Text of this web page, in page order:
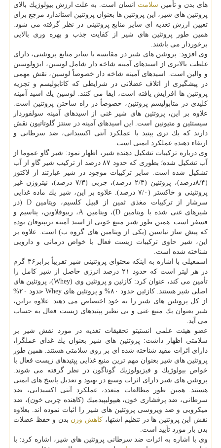
های بدن و تأمین سلامت انسان است. به علت ارزش بیولوژیك بالای
پروتئین های شیر، این پروتئین ها بعنوان پروتئین استاندارد مرجع برای
تعیین ارزش تغذیه ای سایر منابع پروتئینی در نظر گرفته می شود.
همین طور پروتئین های شیر از كفایت جذب و بهره وری بالایی
برخوردار می باشند.
وی افزود: پروتئین های شیر در مقایسه با سایر منابع پروتئینی، دارای
غلظت بالاتری از اسیدهای آمینه شاخه دار شامل لوسین، ایزولوسین
و والین است. اسیدهای آمینه شاخه دار خصوصاً لوسین، نقش مهمی
در پیشگیری از اتلاف عضلانی در شرایطی كه كاتابولیسم و تجزیه
پروتئین ها افزایش یافته است، ایفا می كنند. لوسین یك اسید آمینه
كلیدی در متابولیسم پروتئین، خصوصاً در راه ساختن پروتئین است.
علاوه بر این، پروتئین های شیر غنی از اسیدهای آمینه سولفوردار
سیستئین و متیونین است. این اسیدهای آمینه در سنتز گلوتاتیون نقش
دارند كه یك تری پپتید با عملكرد آنتی اكسیدانی، ضد سرطانی و
ارتقاء دهنده عملكرد ایمنی است.
وی درباره تركیبات تشكیل دهنده شیر، اظهار نمود: شیر گاو عموما از
آب تشكیل شده؛ بطوری كه حدود ۸۷ درصد از تركیب شیر گاو از آب
تشكیل شده است. سایر تركیبات موجود در شیر عبارتند از لاكتوز
(۸/۴درصد)، پروتئین (۲/۳ درصد)، چربی (۷/۳ درصد)، نیتروژن غیر
پروتئینی و خاكستر (۷/۰ درصد). علاوه بر این، شیر یك ماده غذایی
سرشار از تركیبات مغذی ثمین از قبیل كلسیم، ویتامین D (در
شیرهای غنی شده با ویتامین D)، ویتامین A، ریبوفلاوین، پتاسیم و
فسفر است. همین طور شیر منبع خوبی از اسید آمینه تریپتوفان بوده
كه پیش ساز نیاسین (یكی از ویتامین های گروه ب) است. علاوه بر
این، شیر حاوی تركیبات زیست فعال با خواص درمانی و دارویی
شناخته شده است.
اسمعیلی با اشاره به اینكه محتوای پروتئینی شیر تقریباً برابر۳۶ گرم
در هر لیتر است كه حدود ۲۱ درصد انرژی حاصل از شیر كامل را
تأمین می كند، عنوان كرد: كازئین و پروتئین وی (Whey)، پروتئین های
اصلی شیر هستند. كازئین حدود ۸۰% و پروتئین های Whey حدود ۲۰%
از كل پروتئین های شیر را به خود اختصاص می دهند. علاوه براین،
شیر بعنوان یك منبع غنی و بی نظیر پپتیدهای زیست فعال به حساب
می آید.
عضو هیئت علمی انستیتو تحقیقات تغذیه در مورد نقش شیر بر
سلامتی اظهار داشت: پروتئین های شیر بعنوان یك غذای عملگرا،
دارای اثرات مفید شناخته شده ای بر روی سلامتی هستند. همین طور
پروتئین های شیر بعنوان مهم ترین منبع غذایی پپتیدهای زیست فعال با
خواص بیولوژیك و فیزیولوزیك گوناگون در نظر گرفته می شوند.
پروتئین های شیر دارای اثرات وسیع در بهبود و تعدیل پاسخ های ایمنی
هستند. همین طور مطالعات متعدد، عملكرد آنتی اكسیدانی، ضد
سرطانی، ضد پرفشاری خون، هیپولیپیدمیك (كاهنده چربی خون)، ضد
میكروبی و ضد ویروسی پروتئین های شیر را اثبات نموده اند. بعلاوه
نقش این پروتئین ها در تنظیم اشتها،كاهش وزن بدن و حفظ عضلات
بدن باز مورد تأیید است.
وی با اشاره به اثرات ضد سرطانی پروتئین های شیر، اشاره كرد: با